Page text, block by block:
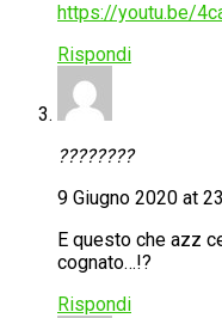
https://youtu.be/
Rispondi
????????
9 Giugno 2020 at
E questo che azz
cognato…!?
Rispondi